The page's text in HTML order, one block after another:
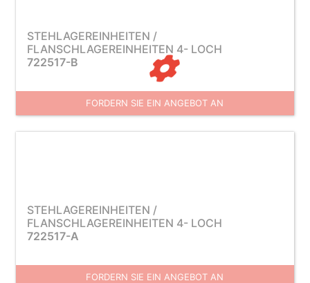
STEHLAGEREINHEITEN /
FLANSCHLAGEREINHEITEN 4- LOCH
722517-B
FORDERN SIE EIN ANGEBOT AN
STEHLAGEREINHEITEN /
FLANSCHLAGEREINHEITEN 4- LOCH
722517-A
FORDERN SIE EIN ANGEBOT AN